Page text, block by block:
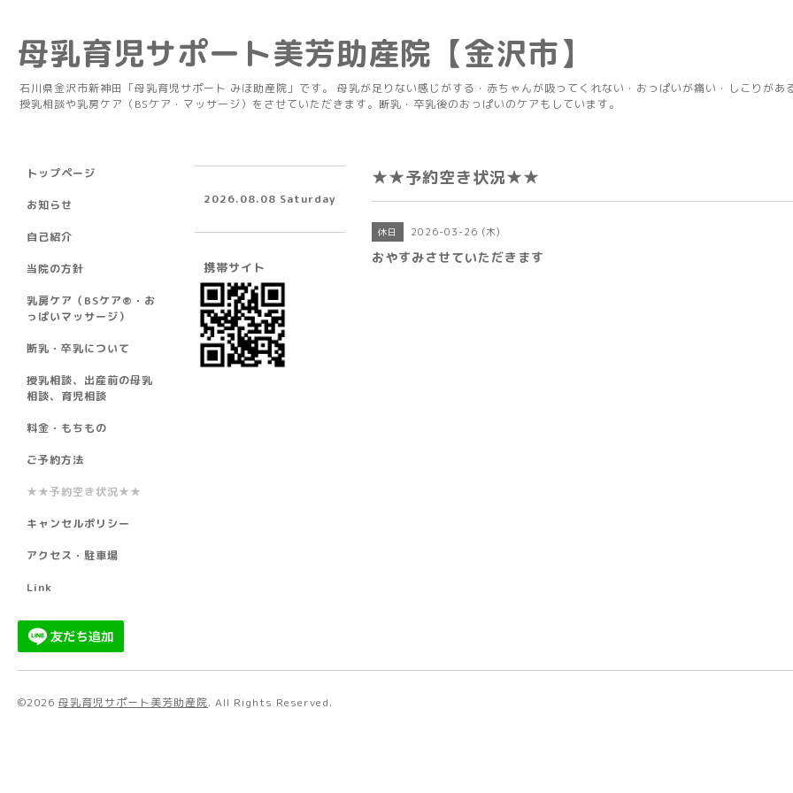
母乳育児サポート美芳助産院【金沢市】
石川県金沢市新神田「母乳育児サポート みほ助産院」です。 母乳が足りない感じがする・赤ちゃんが吸ってくれない・おっぱいが痛い・しこりがあ
授乳相談や乳房ケア（BSケア・マッサージ）をさせていただきます。断乳・卒乳後のおっぱいのケアもしています。
★★予約空き状況★★
休日 2026-03-26 (木)
おやすみさせていただきます
トップページ
お知らせ
自己紹介
当院の方針
乳房ケア（BSケア®︎・お
っぱいマッサージ）
断乳・卒乳について
授乳相談、出産前の母乳
相談、育児相談
料金・もちもの
ご予約方法
★★予約空き状況★★
キャンセルポリシー
アクセス・駐車場
Link
2026.08.08 Saturday
携帯サイト
©2026 母乳育児サポート美芳助産院. All Rights Reserved.